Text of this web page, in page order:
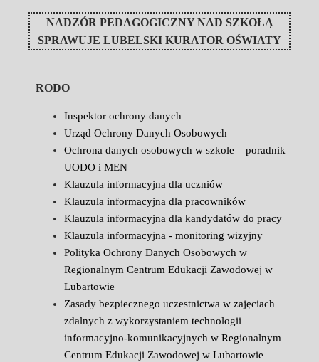
NADZÓR PEDAGOGICZNY NAD SZKOŁĄ
SPRAWUJE LUBELSKI KURATOR OŚWIATY
RODO
Inspektor ochrony danych
Urząd Ochrony Danych Osobowych
Ochrona danych osobowych w szkole – poradnik
UODO i MEN
Klauzula informacyjna dla uczniów
Klauzula informacyjna dla pracowników
Klauzula informacyjna dla kandydatów do pracy
Klauzula informacyjna - monitoring wizyjny
Polityka Ochrony Danych Osobowych w
Regionalnym Centrum Edukacji Zawodowej w
Lubartowie
Zasady bezpiecznego uczestnictwa w zajęciach
zdalnych z wykorzystaniem technologii
informacyjno-komunikacyjnych w Regionalnym
Centrum Edukacji Zawodowej w Lubartowie